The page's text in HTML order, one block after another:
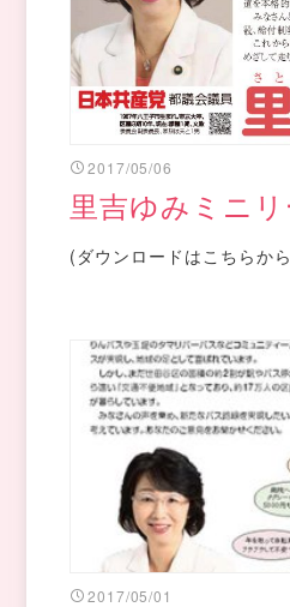
2017/05/06
里吉ゆみミニ
(ダウンロードはこちらから
2017/05/01